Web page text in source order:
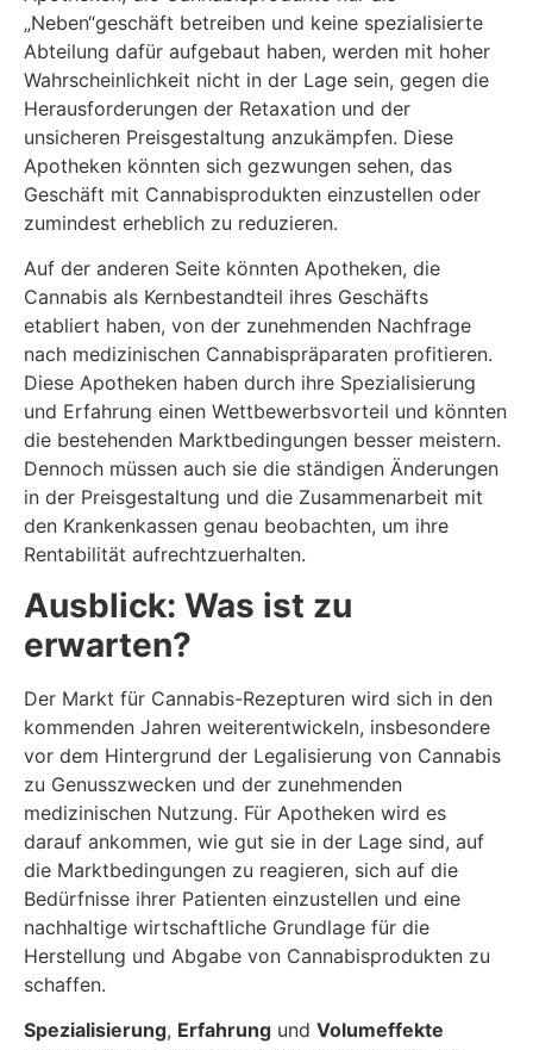
„Neben“geschäft betreiben und keine spezialisierte
Abteilung dafür aufgebaut haben, werden mit hoher
Wahrscheinlichkeit nicht in der Lage sein, gegen die
Herausforderungen der Retaxation und der
unsicheren Preisgestaltung anzukämpfen. Diese
Apotheken könnten sich gezwungen sehen, das
Geschäft mit Cannabisprodukten einzustellen oder
zumindest erheblich zu reduzieren.
Auf der anderen Seite könnten Apotheken, die
Cannabis als Kernbestandteil ihres Geschäfts
etabliert haben, von der zunehmenden Nachfrage
nach medizinischen Cannabispräparaten profitieren.
Diese Apotheken haben durch ihre Spezialisierung
und Erfahrung einen Wettbewerbsvorteil und könnten
die bestehenden Marktbedingungen besser meistern.
Dennoch müssen auch sie die ständigen Änderungen
in der Preisgestaltung und die Zusammenarbeit mit
den Krankenkassen genau beobachten, um ihre
Rentabilität aufrechtzuerhalten.
Ausblick: Was ist zu
erwarten?
Der Markt für Cannabis-Rezepturen wird sich in den
kommenden Jahren weiterentwickeln, insbesondere
vor dem Hintergrund der Legalisierung von Cannabis
zu Genusszwecken und der zunehmenden
medizinischen Nutzung. Für Apotheken wird es
darauf ankommen, wie gut sie in der Lage sind, auf
die Marktbedingungen zu reagieren, sich auf die
Bedürfnisse ihrer Patienten einzustellen und eine
nachhaltige wirtschaftliche Grundlage für die
Herstellung und Abgabe von Cannabisprodukten zu
schaffen.
Spezialisierung, Erfahrung und Volumeffekte